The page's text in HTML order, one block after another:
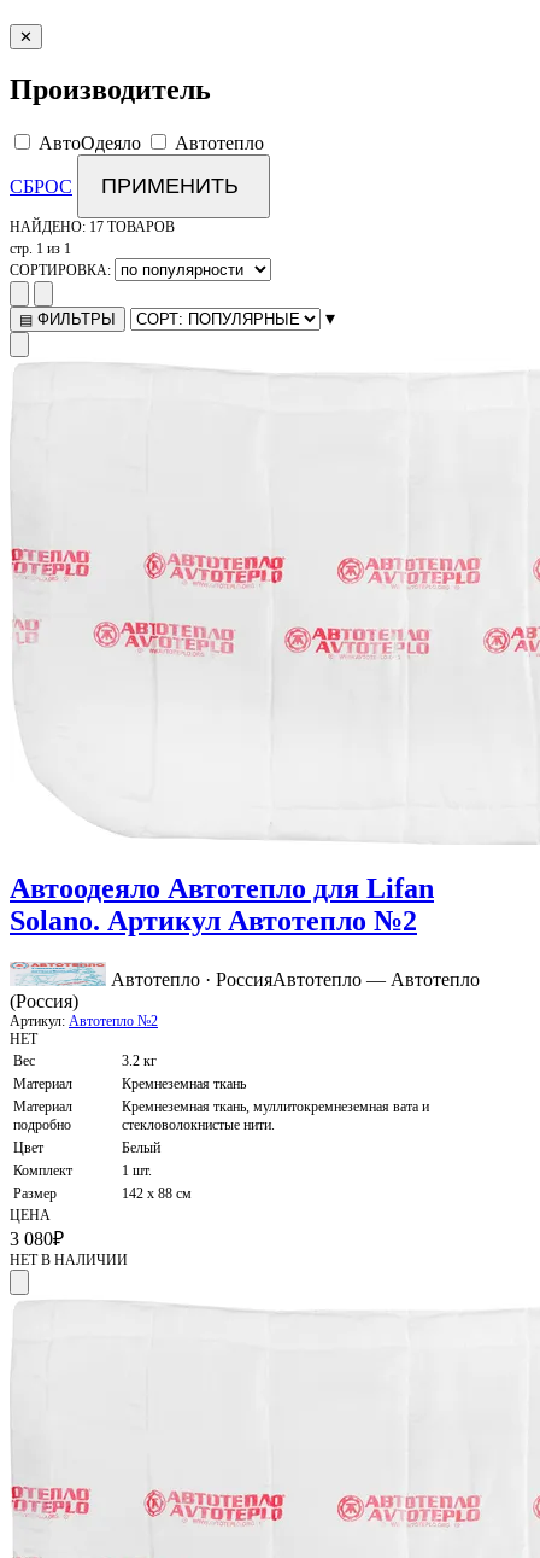
✕
Производитель
АвтоОдеяло Автотепло
СБРОС ПРИМЕНИТЬ
НАЙДЕНО: 17 ТОВАРОВ
стр. 1 из 1
СОРТИРОВКА:
▤ ФИЛЬТРЫ ▾
Автоодеяло Автотепло для Lifan
Solano. Артикул Автотепло №2
Автотепло · РоссияАвтотепло — Автотепло
(Россия)
Артикул: Автотепло №2
НЕТ
Вес
3.2 кг
Материал
Кремнеземная ткань
Материал
подробно
Кремнеземная ткань, муллитокремнеземная вата и
стекловолокнистые нити.
Цвет
Белый
Комплект
1 шт.
Размер
142 х 88 см
ЦЕНА
3 080₽
НЕТ В НАЛИЧИИ